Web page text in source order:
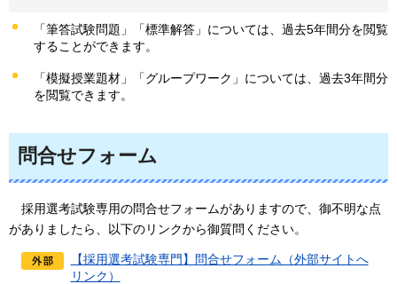
「筆答試験問題」「標準解答」については、過去5年間分を閲覧
することができます。
「模擬授業題材」「グループワーク」については、過去3年間分
を閲覧できます。
問合せフォーム
採用選考試験専用の問合せフォームがありますので、御不明な点
がありましたら、以下のリンクから御質問ください。
【採用選考試験専門】問合せフォーム（外部サイトへ
リンク）